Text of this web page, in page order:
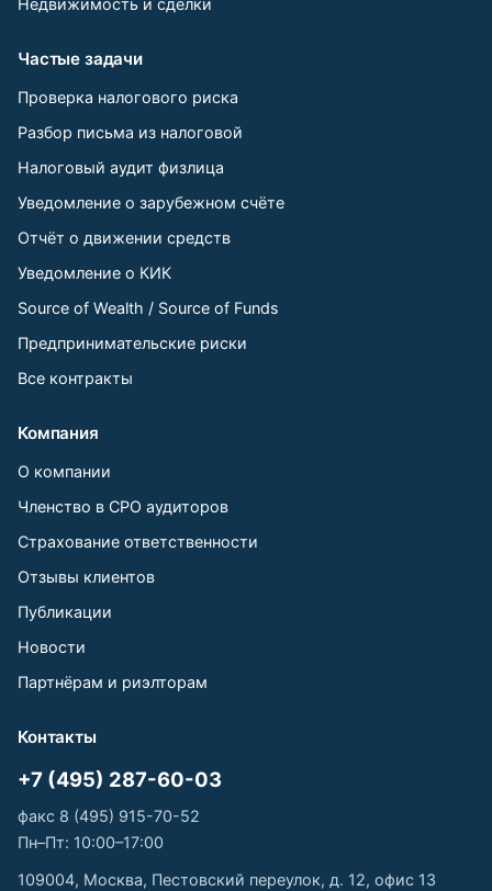
Частые задачи
Проверка налогового риска
Разбор письма из налоговой
Налоговый аудит физлица
Уведомление о зарубежном счёте
Отчёт о движении средств
Уведомление о КИК
Source of Wealth / Source of Funds
Предпринимательские риски
Все контракты
Компания
О компании
Членство в СРО аудиторов
Страхование ответственности
Отзывы клиентов
Публикации
Новости
Партнёрам и риэлторам
Контакты
+7 (495) 287-60-03
факс 8 (495) 915-70-52
Пн–Пт: 10:00–17:00
109004, Москва, Пестовский переулок, д. 12, офис 13